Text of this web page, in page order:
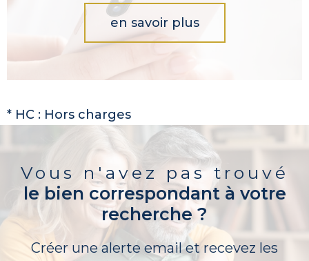
en savoir plus
* HC : Hors charges
Vous n'avez pas trouvé
le bien correspondant à votre
recherche ?
Créer une alerte email et recevez les